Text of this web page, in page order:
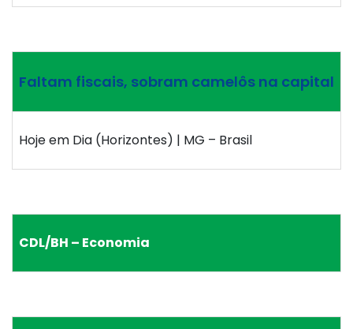
Faltam fiscais, sobram camelôs na capital
Hoje em Dia (Horizontes) | MG – Brasil
CDL/BH – Economia